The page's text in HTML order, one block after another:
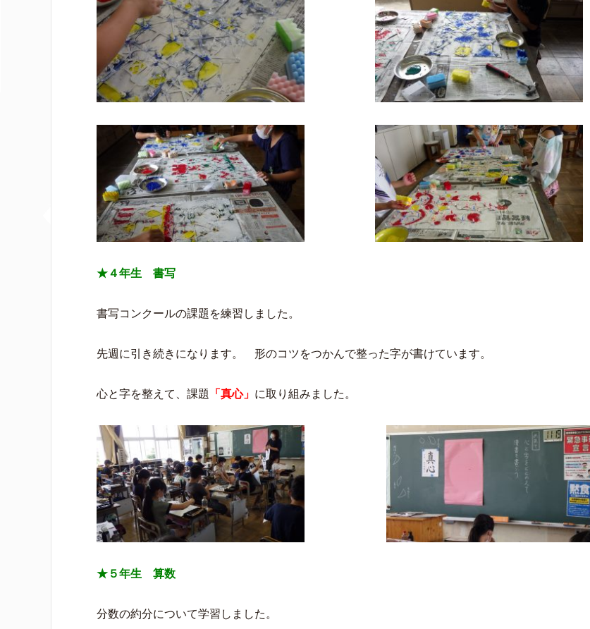
★４年生 書写
書写コンクールの課題を練習しました。
先週に引き続きになります。 形のコツをつかんで整った字が書けています。
心と字を整えて、課題 「真心」 に取り組みました。
★５年生 算数
分数の約分について学習しました。